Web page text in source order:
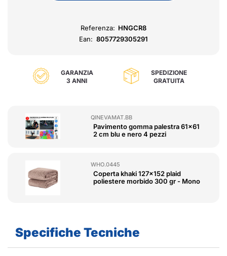
Referenza: HNGCR8
Ean: 8057729305291
GARANZIA
3 ANNI
SPEDIZIONE
GRATUITA
QINEVAMAT.BB
Pavimento gomma palestra 61x61
2 cm blu e nero 4 pezzi
WHO.0445
Coperta khaki 127x152 plaid
poliestere morbido 300 gr - Mono
Specifiche Tecniche